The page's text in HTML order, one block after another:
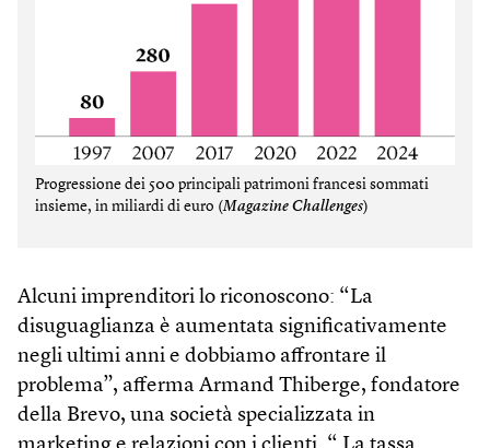
Progressione dei 500 principali patrimoni francesi sommati
insieme, in miliardi di euro (Magazine Challenges)
Alcuni imprenditori lo riconoscono: “La
disuguaglianza è aumentata significativamente
negli ultimi anni e dobbiamo affrontare il
problema”, afferma Armand Thiberge, fondatore
della Brevo, una società specializzata in